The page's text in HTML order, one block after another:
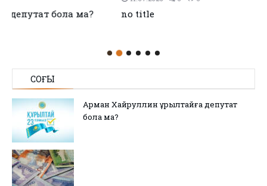
no title
СОҢҒЫ
Арман Хайруллин Құрылтайға депутат
бола ма?